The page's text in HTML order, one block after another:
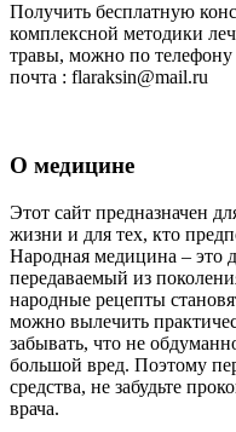
Получить бесплатную
комплексной методики
травы, можно по телефону
почта : flaraksin@mail.ru
О медицине
Этот сайт предназначен
жизни и для тех, кто
Народная медицина – это
передаваемый из
народные рецепты
можно вылечить
забывать, что не
большой вред. Поэтому
средства, не забудьте
врача.